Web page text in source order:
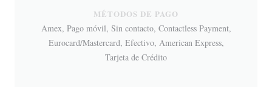
MÉTODOS DE PAGO
Amex, Pago móvil, Sin contacto, Contactless Payment,
Eurocard/Mastercard, Efectivo, American Express,
Tarjeta de Crédito